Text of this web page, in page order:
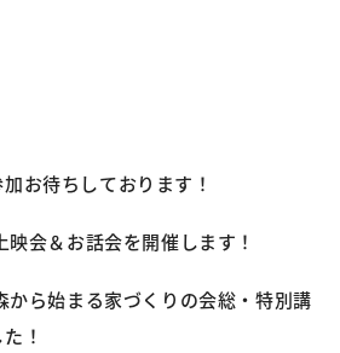
お待ちしております！
会＆お話会を開催します！
ら始まる家づくりの会総・特別講
！